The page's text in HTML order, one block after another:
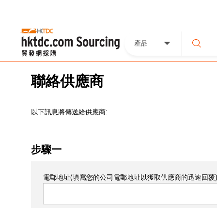
產品
聯絡供應商
以下訊息將傳送給供應商:
步驟一
電郵地址(填寫您的公司電郵地址以獲取供應商的迅速回覆)